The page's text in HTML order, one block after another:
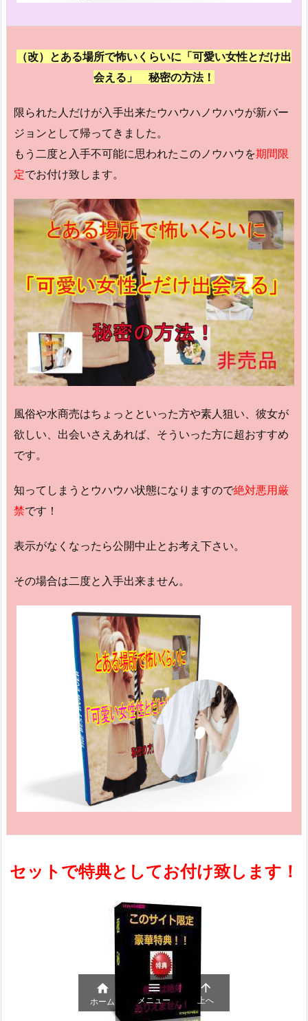
（改）とある場所で怖いくらいに「可愛い女性とだけ出
会える」 秘密の方法！
限られた人だけが入手出来たウハウハノウハウが新バー
ジョンとして帰ってきました。
もう二度と入手不可能に思われたこのノウハウを期間限
定でお付け致します。
風俗や水商売はちょっとといった方や素人狙い、彼女が
欲しい、出会いさえあれば、そういった方に超おすすめ
です。
知ってしまうとウハウハ状態になりますので絶対悪用厳
禁です！
表示がなくなったら公開中止とお考え下さい。
その場合は二度と入手出来ません。
セットで特典としてお付け致します！

ホーム

メニュー

上へ